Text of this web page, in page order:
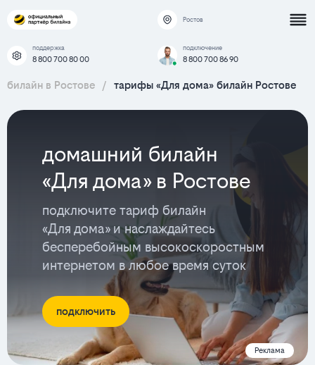
Ростов
поддержка
8 800 700 80 00
подключение
8 800 700 86 90
билайн в Ростове / тарифы «Для дома» билайн Ростове
домашний билайн
«Для дома» в Ростове
подключите тариф билайн
«Для дома» и наслаждайтесь
бесперебойным высокоскоростным
интернетом в любое время суток
подключить
Реклама